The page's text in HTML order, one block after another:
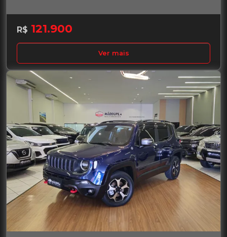
R$ 121.900
Ver mais